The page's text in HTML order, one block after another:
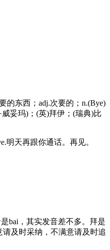
的东西；adj.次要的；n.(Bye)
妥玛)；(英)拜伊；(瑞典)比
明天再跟你通话。再见。
bai，其实发音差不多。拜是
及时采纳，不满意请及时追